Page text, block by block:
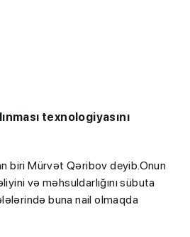
texnologiyasını
biri Mürvət Qəribov deyib.Onun
və məhsuldarlığını sübuta
buna nail olmaqda